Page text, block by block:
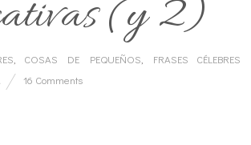
(y 2)
COSAS DE PEQUEÑOS
FRASES CÉLEBRES
16 Comments